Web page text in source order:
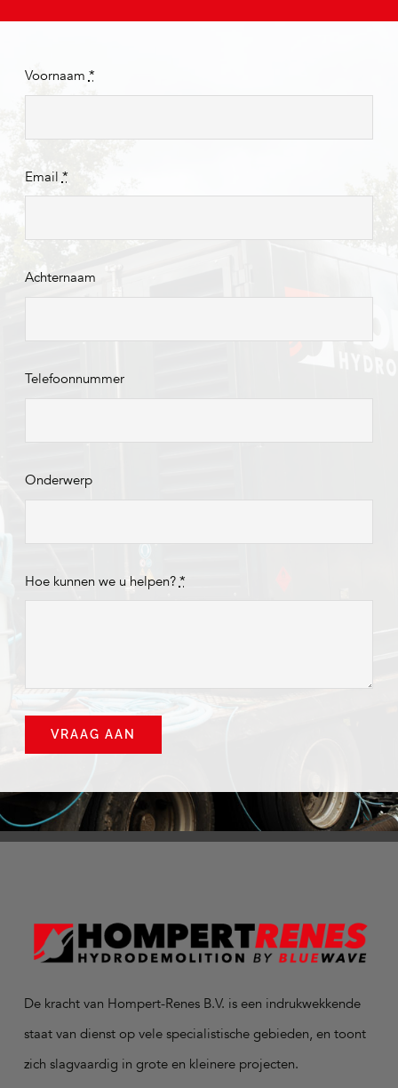
Voornaam *
Email *
Achternaam
Telefoonnummer
Onderwerp
Hoe kunnen we u helpen? *
VRAAG AAN
De kracht van Hompert-Renes B.V. is een indrukwekkende
staat van dienst op vele specialistische gebieden, en toont
zich slagvaardig in grote en kleinere projecten.